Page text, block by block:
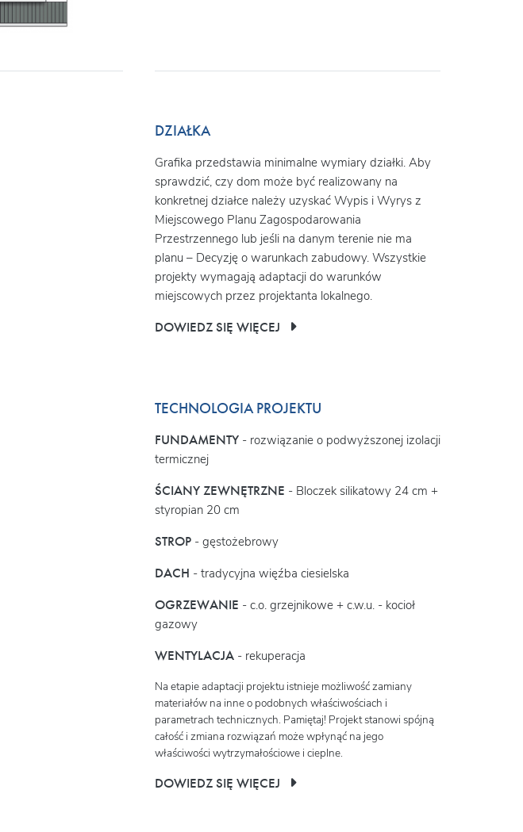
DZIAŁKA
Grafika przedstawia minimalne wymiary działki. Aby
sprawdzić, czy dom może być realizowany na
konkretnej działce należy uzyskać Wypis i Wyrys z
Miejscowego Planu Zagospodarowania
Przestrzennego lub jeśli na danym terenie nie ma
planu – Decyzję o warunkach zabudowy. Wszystkie
projekty wymagają adaptacji do warunków
miejscowych przez projektanta lokalnego.
DOWIEDZ SIĘ WIĘCEJ
TECHNOLOGIA PROJEKTU
FUNDAMENTY - rozwiązanie o podwyższonej izolacji
termicznej
ŚCIANY ZEWNĘTRZNE - Bloczek silikatowy 24 cm +
styropian 20 cm
STROP - gęstożebrowy
DACH - tradycyjna więźba ciesielska
OGRZEWANIE - c.o. grzejnikowe + c.w.u. - kocioł
gazowy
WENTYLACJA - rekuperacja
Na etapie adaptacji projektu istnieje możliwość zamiany
materiałów na inne o podobnych właściwościach i
parametrach technicznych. Pamiętaj! Projekt stanowi spójną
całość i zmiana rozwiązań może wpłynąć na jego
właściwości wytrzymałościowe i cieplne.
DOWIEDZ SIĘ WIĘCEJ